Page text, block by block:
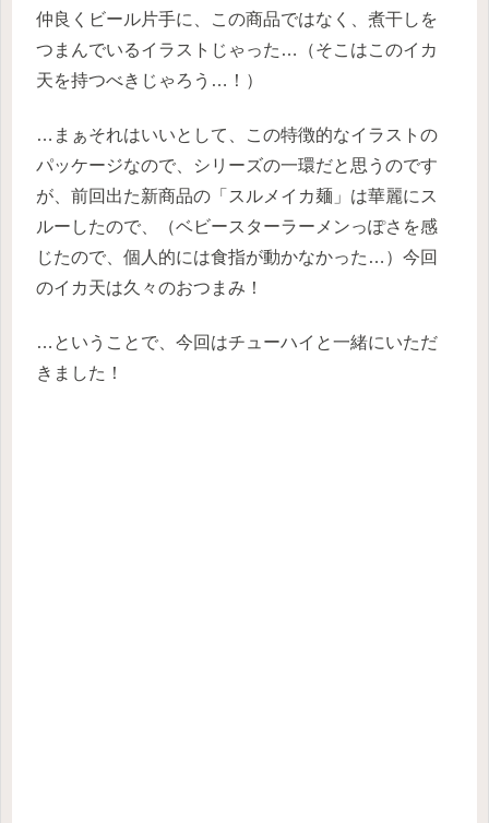
仲良くビール片手に、この商品ではなく、煮干しを
つまんでいるイラストじゃった…（そこはこのイカ
天を持つべきじゃろう…！）
…まぁそれはいいとして、この特徴的なイラストの
パッケージなので、シリーズの一環だと思うのです
が、前回出た新商品の「スルメイカ麺」は華麗にス
ルーしたので、（ベビースターラーメンっぽさを感
じたので、個人的には食指が動かなかった…）今回
のイカ天は久々のおつまみ！
…ということで、今回はチューハイと一緒にいただ
きました！